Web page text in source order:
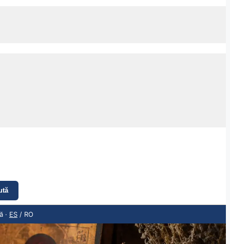
· ES/ RO